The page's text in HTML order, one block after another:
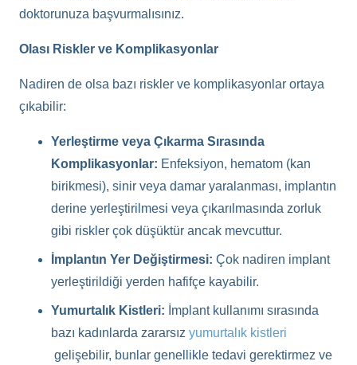
doktorunuza başvurmalısınız.
Olası Riskler ve Komplikasyonlar
Nadiren de olsa bazı riskler ve komplikasyonlar ortaya
çıkabilir:
Yerleştirme veya Çıkarma Sırasında
Komplikasyonlar: Enfeksiyon, hematom (kan
birikmesi), sinir veya damar yaralanması, implantın
derine yerleştirilmesi veya çıkarılmasında zorluk
gibi riskler çok düşüktür ancak mevcuttur.
İmplantın Yer Değiştirmesi: Çok nadiren implant
yerleştirildiği yerden hafifçe kayabilir.
Yumurtalık Kistleri: İmplant kullanımı sırasında
bazı kadınlarda zararsız yumurtalık kistleri
gelişebilir, bunlar genellikle tedavi gerektirmez ve